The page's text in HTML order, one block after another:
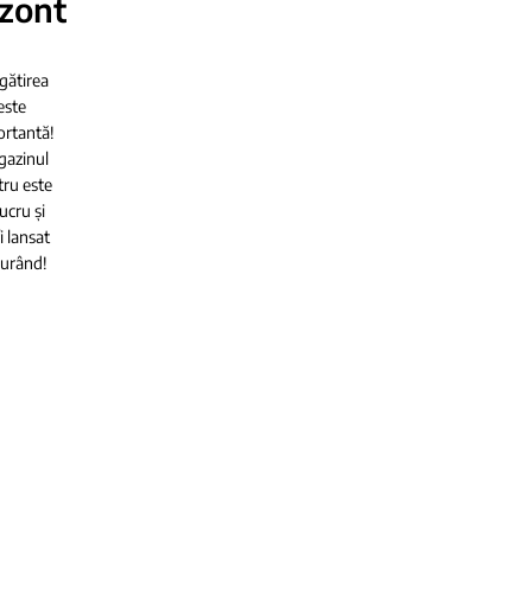
este
și
lansat